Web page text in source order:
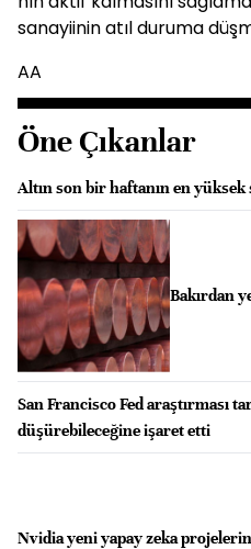
sanayiinin atıl duruma
AA
Öne Çıkanlar
Altın son bir haftanın en yüksek
Bakırdan
San Francisco Fed araştırması
düşürebileceğine işaret etti
Nvidia yeni yapay zeka